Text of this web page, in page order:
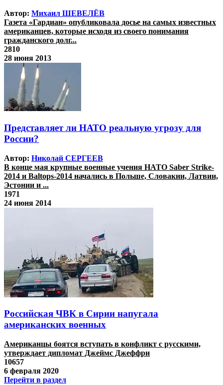
Автор: Михаил ШЕВЕЛЁВ
Газета «Гардиан» опубликовала досье на самых известных
американцев, которые исходя из своего понимания
гражданского долг...
2810
28 июня 2013
Представляет ли НАТО реальную угрозу для
России?
Автор: Николай СЕРГЕЕВ
В конце мая крупные военные учения НАТО Saber Strike-
2014 и Baltops-2014 начались в Польше, Словакии, Латвии,
Эстонии и ...
1971
24 июня 2014
Российская ЧВК в Сирии напугала
американских военных
Американцы боятся вступать в конфликт с русскими,
утверждает дипломат Джеймс Джеффри
10657
6 февраля 2020
Перейти в раздел